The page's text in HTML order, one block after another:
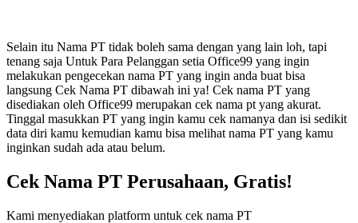
Selain itu Nama PT tidak boleh sama dengan yang lain loh, tapi
tenang saja Untuk Para Pelanggan setia Office99 yang ingin
melakukan pengecekan nama PT yang ingin anda buat bisa
langsung Cek Nama PT dibawah ini ya! Cek nama PT yang
disediakan oleh Office99 merupakan cek nama pt yang akurat.
Tinggal masukkan PT yang ingin kamu cek namanya dan isi sedikit
data diri kamu kemudian kamu bisa melihat nama PT yang kamu
inginkan sudah ada atau belum.
Cek Nama PT Perusahaan, Gratis!
Kami menyediakan platform untuk cek nama PT